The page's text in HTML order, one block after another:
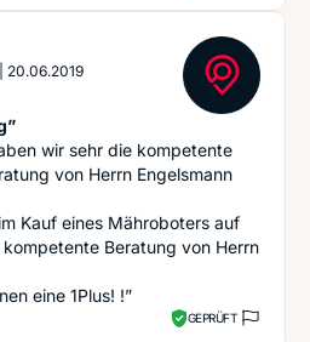
20.06.2019
wir sehr die kompetente
von Herrn Engelsmann
Kauf eines Mähroboters auf
Beratung von Herrn
eine 1Plus! !”
GEPRÜFT